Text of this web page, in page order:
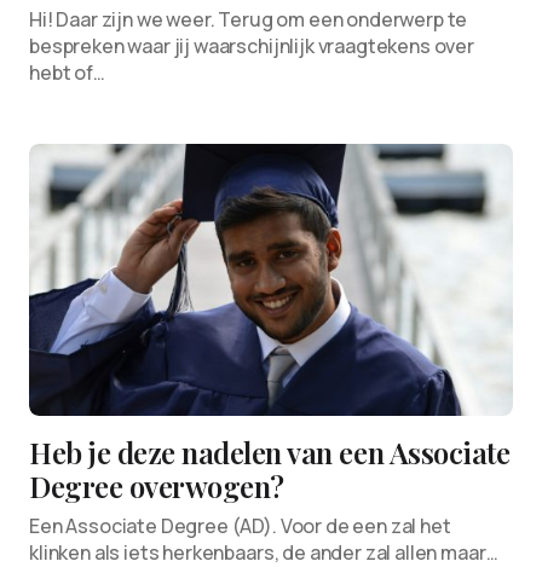
Hi! Daar zijn we weer. Terug om een onderwerp te
bespreken waar jij waarschijnlijk vraagtekens over
hebt of…
Heb je deze nadelen van een Associate
Degree overwogen?
Een Associate Degree (AD). Voor de een zal het
klinken als iets herkenbaars, de ander zal allen maar…